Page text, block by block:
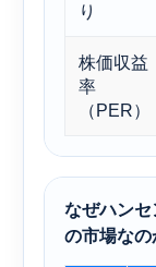
り
株価収益
率
（PER）
なぜハン
の市場なの